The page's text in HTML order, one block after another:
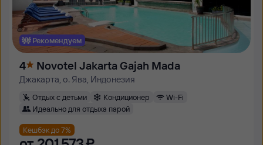
Рекомендуем
4 Novotel Jakarta Gajah Mada
Джакарта, о. Ява, Индонезия
Отдых с детьми Кондиционер
Wi-Fi
Идеально для отдыха парой
Кешбэк до 7%